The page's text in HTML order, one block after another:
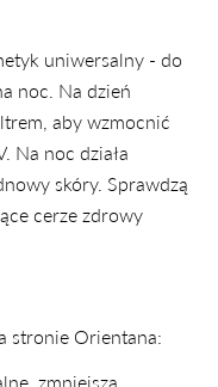
uniwersalny - do
noc. Na dzień
aby wzmocnić
Na noc działa
skóry. Sprawdzą
cerze zdrowy
stronie Orientana:
zmniejsza